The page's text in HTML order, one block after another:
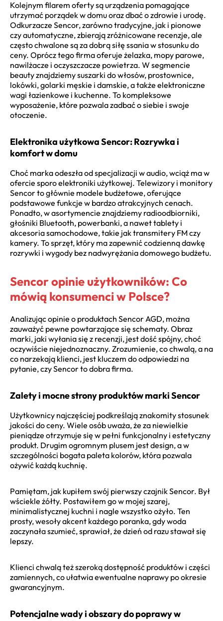
Kolejnym filarem oferty są urządzenia pomagające
utrzymać porządek w domu oraz dbać o zdrowie i urodę.
Odkurzacze Sencor, zarówno tradycyjne, jak i pionowe
czy automatyczne, zbierają zróżnicowane recenzje, ale
często chwalone są za dobrą siłę ssania w stosunku do
ceny. Oprócz tego firma oferuje żelazka, mopy parowe,
nawilżacze i oczyszczacze powietrza. W segmencie
beauty znajdziemy suszarki do włosów, prostownice,
lokówki, golarki męskie i damskie, a także elektroniczne
wagi łazienkowe i kuchenne. To kompleksowe
wyposażenie, które pozwala zadbać o siebie i swoje
otoczenie.
Elektronika użytkowa Sencor: Rozrywka i
komfort w domu
Choć marka odeszła od specjalizacji w audio, wciąż ma w
ofercie sporo elektroniki użytkowej. Telewizory i monitory
Sencor to głównie modele budżetowe, oferujące
podstawowe funkcje w bardzo atrakcyjnych cenach.
Ponadto, w asortymencie znajdziemy radioodbiorniki,
głośniki Bluetooth, powerbanki, a nawet tablety i
akcesoria samochodowe, takie jak transmitery FM czy
kamery. To sprzęt, który ma zapewnić codzienną dawkę
rozrywki i wygody bez nadwyrężania domowego budżetu.
Sencor opinie użytkowników: Co
mówią konsumenci w Polsce?
Analizując opinie o produktach Sencor AGD, można
zauważyć pewne powtarzające się schematy. Obraz
marki, jaki wyłania się z recenzji, jest dość spójny, choć
oczywiście niejednoznaczny. Zrozumienie, co chwalą, a na
co narzekają klienci, jest kluczem do odpowiedzi na
pytanie, czy Sencor to dobra firma.
Zalety i mocne strony produktów marki Sencor
Użytkownicy najczęściej podkreślają znakomity stosunek
jakości do ceny. Wiele osób uważa, że za niewielkie
pieniądze otrzymuje się w pełni funkcjonalny i estetyczny
produkt. Drugim ogromnym plusem jest design, a w
szczególności bogata paleta kolorów, która pozwala
ożywić każdą kuchnię.
Pamiętam, jak kupiłem swój pierwszy czajnik Sencor. Był
wściekle żółty. Postawiłem go w mojej szarej,
minimalistycznej kuchni i nagle wszystko ożyło. Ten
prosty, wesoły akcent każdego poranka, gdy woda
zaczynała szumieć, sprawiał, że dzień od razu stawał się
lepszy.
Klienci chwalą też szeroką dostępność produktów i części
zamiennych, co ułatwia ewentualne naprawy po okresie
gwarancyjnym.
Potencjalne wady i obszary do poprawy w